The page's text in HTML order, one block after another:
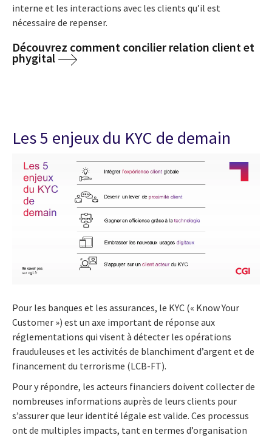
interne et les interactions avec les clients qu’il est
nécessaire de repenser.
Découvrez comment concilier relation client et
phygital
Les 5 enjeux du KYC de demain
Pour les banques et les assurances, le KYC (« Know Your
Customer ») est un axe important de réponse aux
réglementations qui visent à détecter les opérations
frauduleuses et les activités de blanchiment d’argent et de
financement du terrorisme (LCB-FT).
Pour y répondre, les acteurs financiers doivent collecter de
nombreuses informations auprès de leurs clients pour
s’assurer que leur identité légale est valide. Ces processus
ont de multiples impacts, tant en termes d’organisation